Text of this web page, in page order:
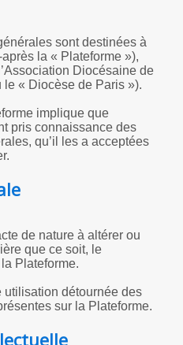
sont destinées à
la « Plateforme »),
Diocésaine de
le « Diocèse de Paris »).
implique que
pris connaissance des
qu’il les a acceptées
de nature à altérer ou
que ce soit, le
Plateforme.
utilisation détournée des
sur la Plateforme.